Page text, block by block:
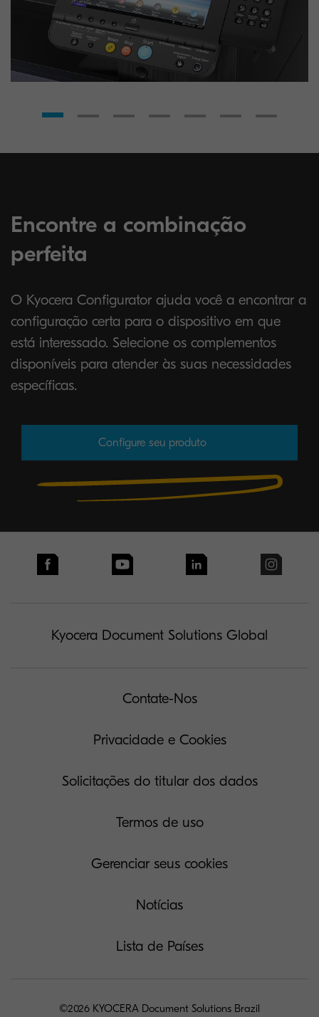
Encontre a combinação
perfeita
O Kyocera Configurator ajuda você a encontrar a
configuração certa para o dispositivo em que
está interessado. Selecione os complementos
disponíveis para atender às suas necessidades
específicas.
Configure seu produto
Kyocera Document Solutions Global
Contate-Nos
Privacidade e Cookies
Solicitações do titular dos dados
Termos de uso
Gerenciar seus cookies
Notícias
Lista de Países
©2026 KYOCERA Document Solutions Brazil